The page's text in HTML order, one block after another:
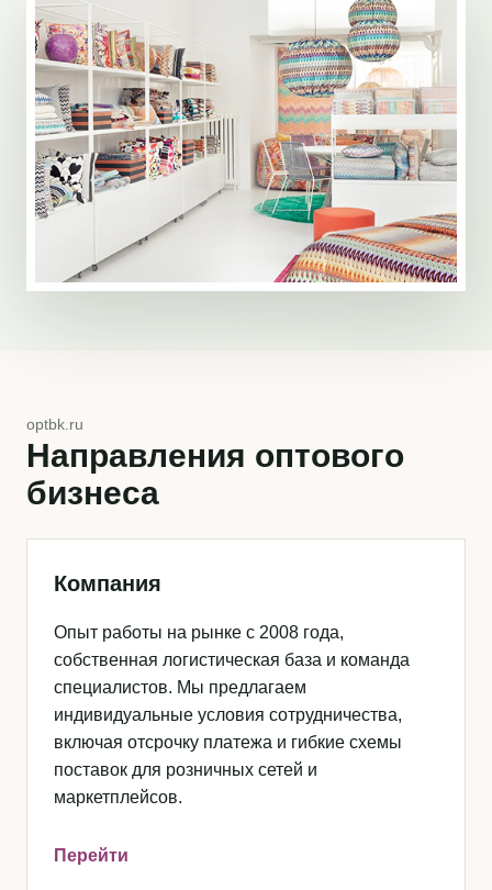
optbk.ru
Направления оптового
бизнеса
Компания
Опыт работы на рынке с 2008 года,
собственная логистическая база и команда
специалистов. Мы предлагаем
индивидуальные условия сотрудничества,
включая отсрочку платежа и гибкие схемы
поставок для розничных сетей и
маркетплейсов.
Перейти